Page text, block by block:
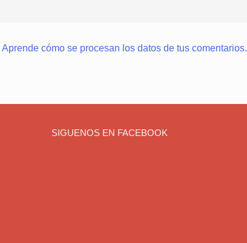
Aprende cómo se procesan los datos de tus comentarios.
SIGUENOS EN FACEBOOK